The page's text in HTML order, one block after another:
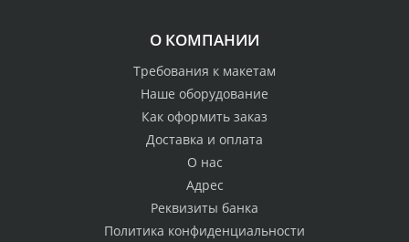
О КОМПАНИИ
Требования к макетам
Наше оборудование
Как оформить заказ
Доставка и оплата
О нас
Адрес
Реквизиты банка
Политика конфиденциальности